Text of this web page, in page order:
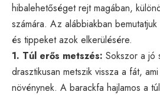
hibalehetőséget rejt magában,
számára. Az alábbiakban
és tippeket azok elkerülésére.
1. Túl erős metszés: Sokszor a jó
drasztikusan metszik vissza a fát,
növénynek. A barackfa hajlamos a